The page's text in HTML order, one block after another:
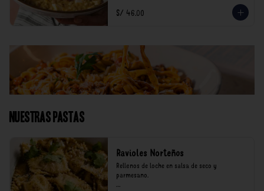
*Nuestros precios están expresados en soles e
S/ 46.00
Nuestras Pastas
Ravioles Norteños
Rellenos de loche en salsa de seco y
parmesano.